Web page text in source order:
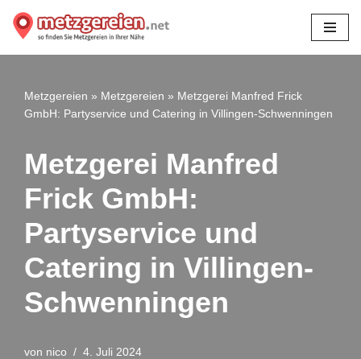
Zum
Metzgereien » Metzgereien » Metzgerei Manfred Frick
GmbH: Partyservice und Catering in Villingen-Schwenningen
Metzgerei Manfred
Frick GmbH:
Partyservice und
Catering in Villingen-
Schwenningen
von nico 4. Juli 2024